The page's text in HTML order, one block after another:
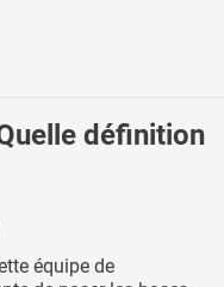
définition
équipe de